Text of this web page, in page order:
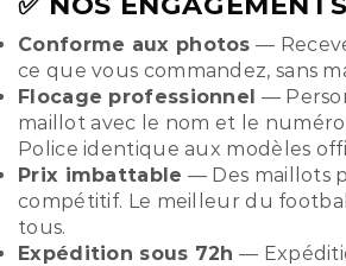
Conforme aux photos —
ce que vous commandez, sans
Flocage professionnel —
maillot avec le nom et le
Police identique aux modèles
Prix imbattable — Des maillots
compétitif. Le meilleur du
tous.
Expédition sous 72h —